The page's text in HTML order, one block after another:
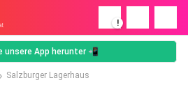
!
unsere App herunter 📲
Salzburger Lagerhaus